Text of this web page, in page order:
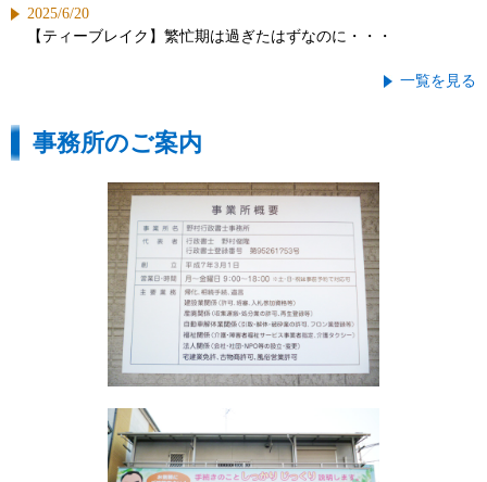
2025/6/20
【ティーブレイク】繁忙期は過ぎたはずなのに・・・
一覧を見る
事務所のご案内